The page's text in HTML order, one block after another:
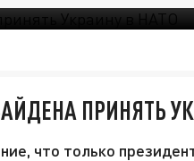
ПРИНЯТЬ
что только